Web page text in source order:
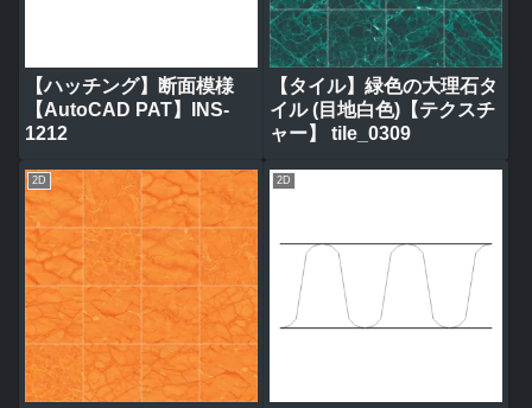
【ハッチング】断面模様
【AutoCAD PAT】INS-
1212
【タイル】緑色の大理石タ
イル (目地白色)【テクスチ
ャー】 tile_0309
2D 2D